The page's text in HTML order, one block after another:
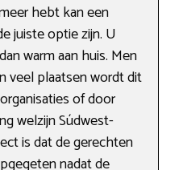
hebt kan een
juiste optie zijn. U
warm aan huis. Men
veel plaatsen wordt dit
of door
welzijn Súdwest-
is dat de gerechten
nadat de